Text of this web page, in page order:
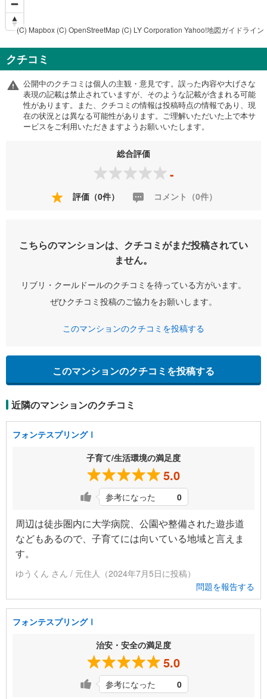
(C) Mapbox (C) OpenStreetMap (C) LY Corporation Yahoo!地図ガイドライン
クチコミ
公開中のクチコミは個人の主観・意見です。誤った内容や大げさな
表現の記載は禁止されていますが、そのような記載が含まれる可能
性があります。また、クチコミの情報は投稿時点の情報であり、現
在の状況とは異なる可能性があります。ご理解いただいた上で本サ
ービスをご利用いただきますようお願いいたします。
総合評価
-
評価（0件） コメント（0件）
こちらのマンションは、クチコミがまだ投稿されてい
ません。
リブリ・クールドールのクチコミを待っている方がいます。
ぜひクチコミ投稿のご協力をお願いします。
このマンションのクチコミを投稿する
このマンションのクチコミを投稿する
近隣のマンションのクチコミ
フォンテスプリングⅠ
子育て/生活環境の満足度
5.0
参考になった 0
周辺は徒歩圏内に大学病院、公園や整備された遊歩道
などもあるので、子育てには向いている地域と言えま
す。
ゆうくん さん / 元住人（2024年7月5日に投稿）
問題を報告する
フォンテスプリングⅠ
治安・安全の満足度
5.0
参考になった 0